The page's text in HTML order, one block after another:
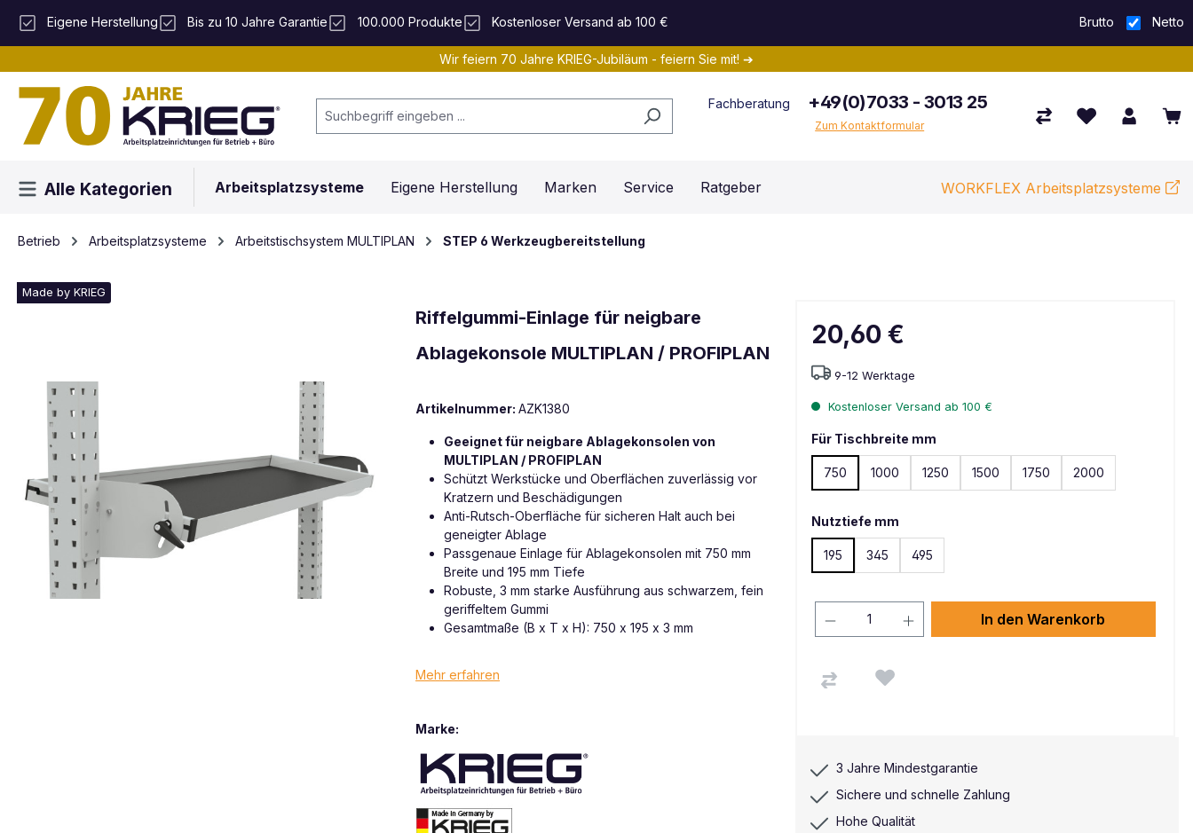
Hauptinhalt springen
Zur Suche springen
Zur Hauptnavigation springen
Eigene Herstellung Bis zu 10 Jahre Garantie 100.000 Produkte Kostenloser Versand ab 100 € Brutto Netto
Wir feiern 70 Jahre KRIEG-Jubiläum - feiern Sie mit! ➔
Fachberatung +49(0)7033 - 3013 25
Zum Kontaktformular
Alle Kategorien Arbeitsplatzsysteme Eigene Herstellung Marken Service Ratgeber WORKFLEX Arbeitsplatzsysteme
Betrieb Arbeitsplatzsysteme Arbeitstischsystem MULTIPLAN STEP 6 Werkzeugbereitstellung
Made by KRIEG
Riffelgummi-Einlage für neigbare
Ablagekonsole MULTIPLAN / PROFIPLAN
Artikelnummer: AZK1380
Geeignet für neigbare Ablagekonsolen von
MULTIPLAN / PROFIPLAN
Schützt Werkstücke und Oberflächen zuverlässig vor
Kratzern und Beschädigungen
Anti-Rutsch-Oberfläche für sicheren Halt auch bei
geneigter Ablage
Passgenaue Einlage für Ablagekonsolen mit 750 mm
Breite und 195 mm Tiefe
Robuste, 3 mm starke Ausführung aus schwarzem, fein
geriffeltem Gummi
Gesamtmaße (B x T x H): 750 x 195 x 3 mm
Mehr erfahren
Marke:
20,60 €
9-12 Werktage
Kostenloser Versand ab 100 €
Für Tischbreite mm
750 1000 1250 1500 1750 2000
Nutztiefe mm
195 345 495
In den Warenkorb
3 Jahre Mindestgarantie
Sichere und schnelle Zahlung
Hohe Qualität